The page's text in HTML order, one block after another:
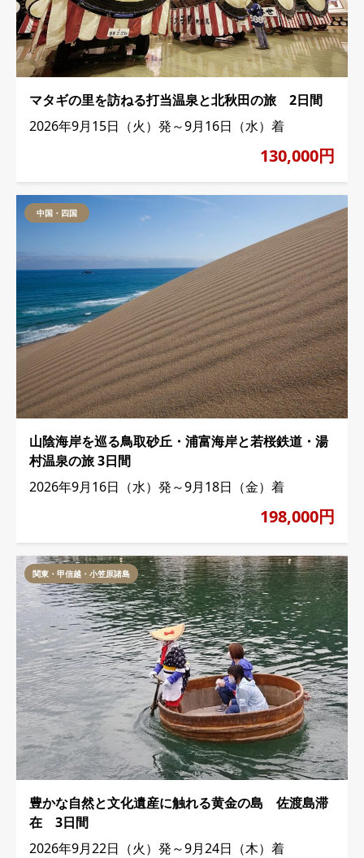
マタギの里を訪ねる打当温泉と北秋田の旅 2日間
2026年9月15日（火）発～9月16日（水）着
130,000円
中国・四国
山陰海岸を巡る鳥取砂丘・浦富海岸と若桜鉄道・湯
村温泉の旅 3日間
2026年9月16日（水）発～9月18日（金）着
198,000円
関東・甲信越・小笠原諸島
豊かな自然と文化遺産に触れる黄金の島 佐渡島滞
在 3日間
2026年9月22日（火）発～9月24日（木）着